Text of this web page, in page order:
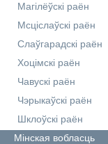
Магілёўскі раён
Мсціслаўскі раён
Слаўгарадскі раён
Хоцімскі раён
Чавускі раён
Чэрыкаўскі раён
Шклоўскі раён
Мінская вобласць